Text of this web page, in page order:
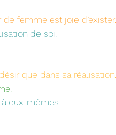
de femme est joie d’exister.
de soi.
que dans sa réalisation.
à eux-mêmes.